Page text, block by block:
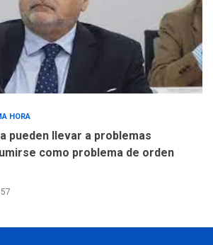
HORA
pueden llevar a problemas
como problema de orden